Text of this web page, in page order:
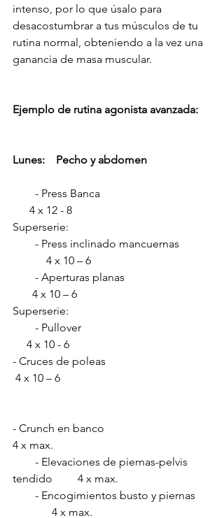
intenso, por lo que úsalo para
desacostumbrar a tus músculos de tu
rutina normal, obteniendo a la vez una
ganancia de masa muscular.
Ejemplo de rutina agonista avanzada:
Lunes:    Pecho y abdomen
      4 x 12 - 8
Superserie:
            4 x 10 – 6
       4 x 10 – 6
Superserie:
     4 x 10 - 6
- Cruces de poleas
4 x 10 – 6
- Crunch en banco
4 x max.
tendido         4 x max.
              4 x max.